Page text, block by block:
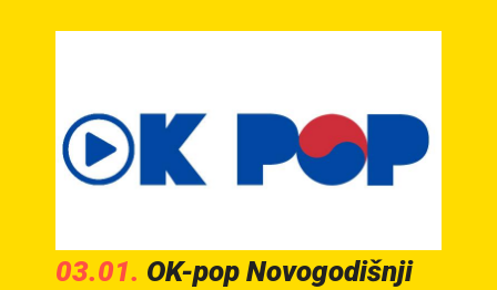
03.01. OK-pop Novogodišnji